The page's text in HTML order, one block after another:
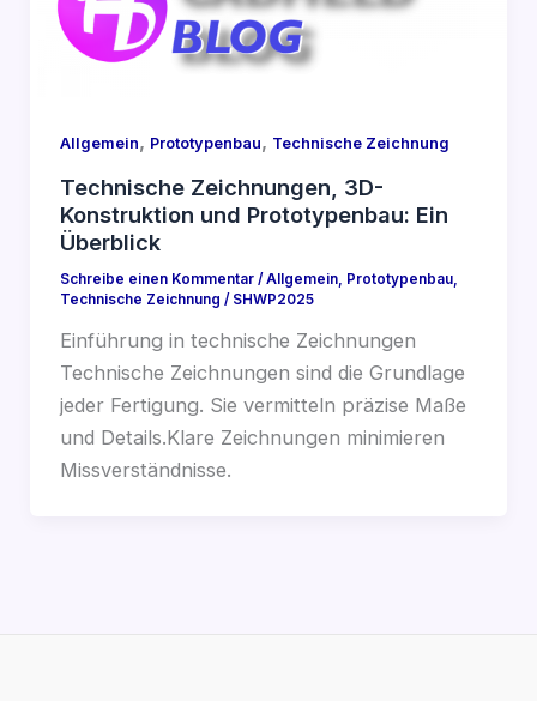
Allgemein, Prototypenbau, Technische Zeichnung
Technische Zeichnungen, 3D-
Konstruktion und Prototypenbau: Ein
Überblick
Schreibe einen Kommentar / Allgemein, Prototypenbau,
Technische Zeichnung / SHWP2025
Einführung in technische Zeichnungen
Technische Zeichnungen sind die Grundlage
jeder Fertigung. Sie vermitteln präzise Maße
und Details.Klare Zeichnungen minimieren
Missverständnisse.